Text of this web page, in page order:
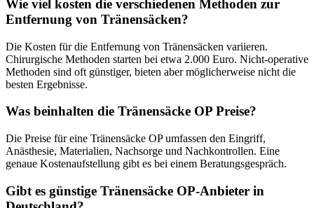
Wie viel kosten die verschiedenen Methoden zur
Entfernung von Tränensäcken?
Die Kosten für die Entfernung von Tränensäcken variieren.
Chirurgische Methoden starten bei etwa 2.000 Euro. Nicht-operative
Methoden sind oft günstiger, bieten aber möglicherweise nicht die
besten Ergebnisse.
Was beinhalten die Tränensäcke OP Preise?
Die Preise für eine Tränensäcke OP umfassen den Eingriff,
Anästhesie, Materialien, Nachsorge und Nachkontrollen. Eine
genaue Kostenaufstellung gibt es bei einem Beratungsgespräch.
Gibt es günstige Tränensäcke OP-Anbieter in